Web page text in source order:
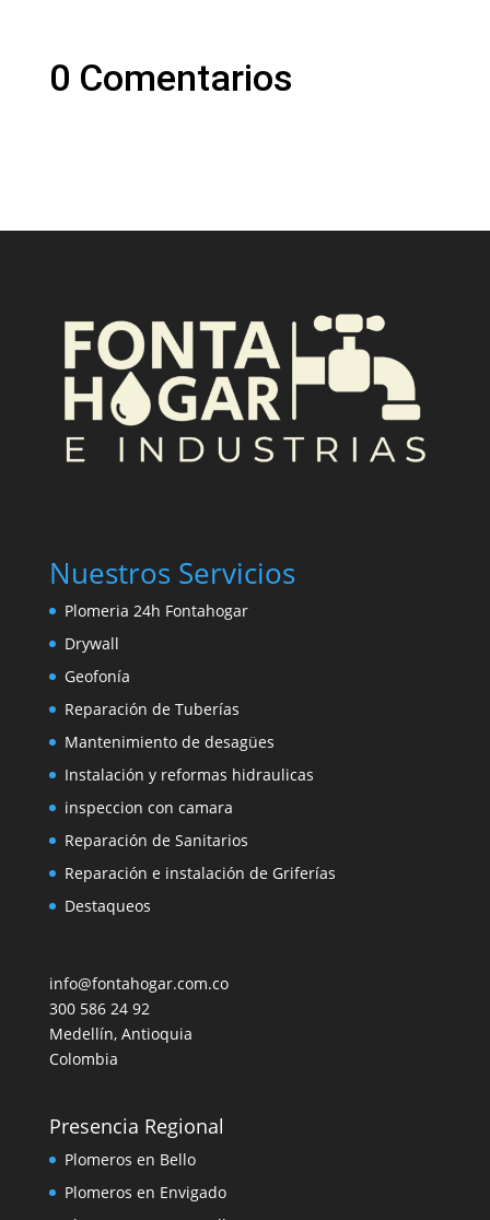
0 Comentarios
Nuestros Servicios
Plomeria 24h Fontahogar
Drywall
Geofonía
Reparación de Tuberías
Mantenimiento de desagües
Instalación y reformas hidraulicas
inspeccion con camara
Reparación de Sanitarios
Reparación e instalación de Griferías
Destaqueos
info@fontahogar.com.co
300 586 24 92
Medellín, Antioquia
Colombia
Presencia Regional
Plomeros en Bello
Plomeros en Envigado